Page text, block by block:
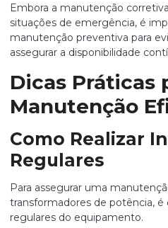
Embora a manutenção
situações de emergência, é
manutenção preventiva para
assegurar a disponibilidade
Dicas Práticas
Manutenção
Como Realizar
Regulares
Para assegurar uma
transformadores de potência, é
regulares do equipamento.